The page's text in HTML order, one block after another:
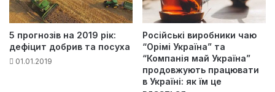
5 прогнозів на 2019 рік:
дефіцит добрив та посуха
01.01.2019
Російські виробники чаю
“Орімі Україна” та
“Компанія май Україна”
продовжують працювати
в Україні: як їм це